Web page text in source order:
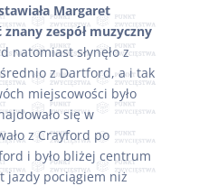
Margaret
zespół muzyczny
natomiast słynęło z
z Dartford, a i tak
miejscowości było
się w
z Crayford po
i było bliżej centrum
jazdy pociągiem niż